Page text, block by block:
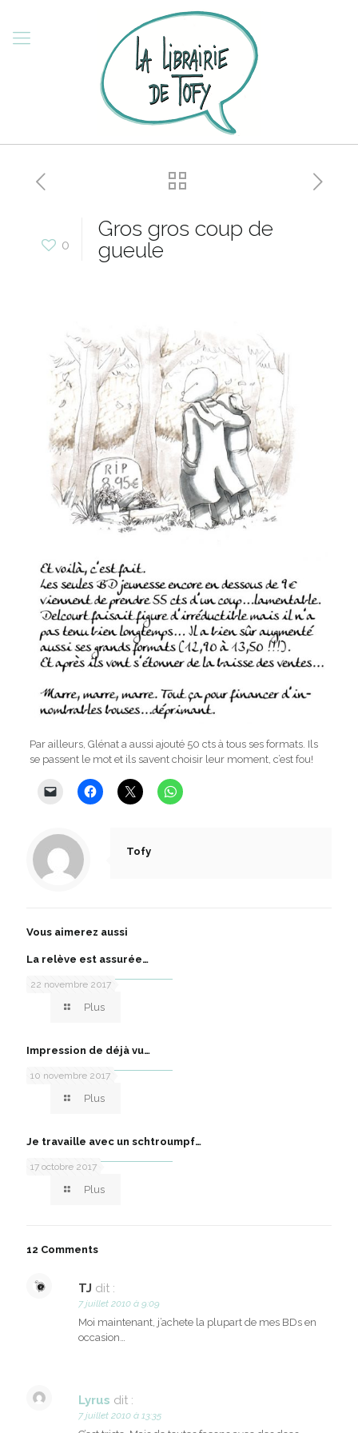
0
Gros gros coup de
gueule
Par ailleurs, Glénat a aussi ajouté 50 cts à tous ses formats. Ils
se passent le mot et ils savent choisir leur moment, c’est fou!
Tofy
Vous aimerez aussi
22 novembre 2017
La relève est assurée…
Plus
10 novembre 2017
Impression de déjà vu…
Plus
17 octobre 2017
Je travaille avec un schtroumpf…
Plus
12 Comments
TJ dit :
7 juillet 2010 à 9:09
Moi maintenant, j’achete la plupart de mes BDs en
occasion…
Lyrus dit :
7 juillet 2010 à 13:35